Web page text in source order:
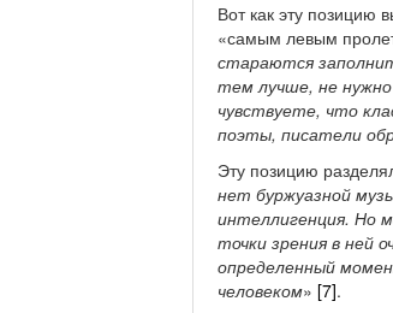
Вот как эту позицию
«самым левым
стараются
тем лучше, не
чувствуете, что
поэты, писатели
Эту позицию
нет буржуазной
интеллигенция. Но
точки зрения в ней
определенный
человеком» [7].